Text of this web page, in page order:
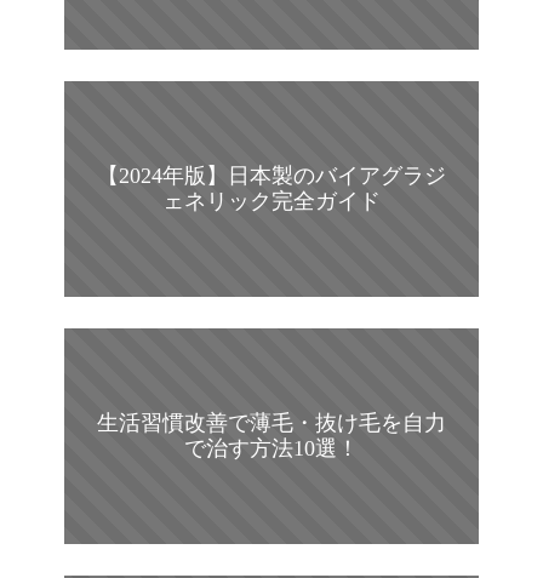
【2024年版】日本製のバイアグラジ
ェネリック完全ガイド
生活習慣改善で薄毛・抜け毛を自力
で治す方法10選！